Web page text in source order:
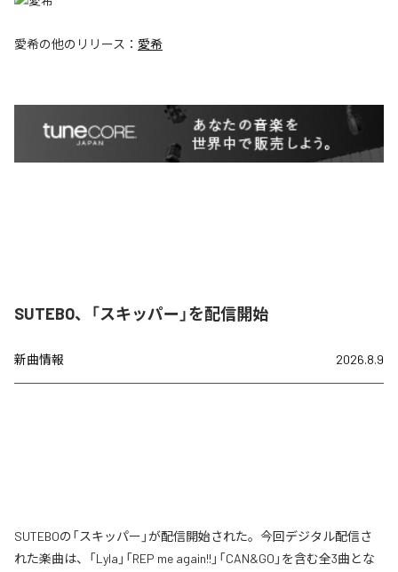
愛希の他のリリース： 愛希
SUTEBO、「スキッパー」を配信開始
新曲情報 2026.8.9
SUTEBOの「スキッパー」が配信開始された。今回デジタル配信さ
れた楽曲は、「Lyla」「REP me again!!」「CAN&GO」を含む全3曲とな